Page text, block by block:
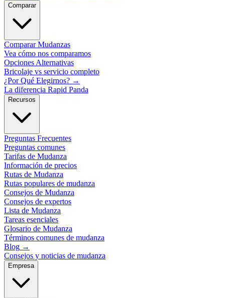
Comparar
Comparar Mudanzas
Vea cómo nos comparamos
Opciones Alternativas
Bricolaje vs servicio completo
¿Por Qué Elegirnos? →
La diferencia Rapid Panda
Recursos
Preguntas Frecuentes
Preguntas comunes
Tarifas de Mudanza
Información de precios
Rutas de Mudanza
Rutas populares de mudanza
Consejos de Mudanza
Consejos de expertos
Lista de Mudanza
Tareas esenciales
Glosario de Mudanza
Términos comunes de mudanza
Blog →
Consejos y noticias de mudanza
Empresa